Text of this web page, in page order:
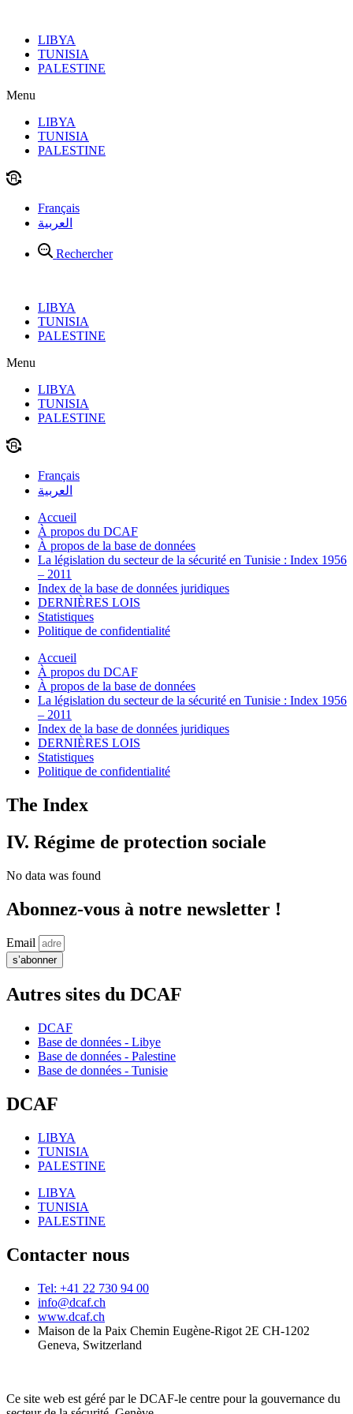
contenuLIBYA
TUNISIA
PALESTINE
Menu
LIBYA
TUNISIA
PALESTINE
Français
العربية
Rechercher
LIBYA
TUNISIA
PALESTINE
Menu
LIBYA
TUNISIA
PALESTINE
Français
العربية
Accueil
À propos du DCAF
À propos de la base de données
La législation du secteur de la sécurité en Tunisie : Index 1956
– 2011
Index de la base de données juridiques
DERNIÈRES LOIS
Statistiques
Politique de confidentialité
Accueil
À propos du DCAF
À propos de la base de données
La législation du secteur de la sécurité en Tunisie : Index 1956
– 2011
Index de la base de données juridiques
DERNIÈRES LOIS
Statistiques
Politique de confidentialité
The Index
IV. Régime de protection sociale
No data was found
Abonnez-vous à notre newsletter !
Email
s’abonner
Autres sites du DCAF
DCAF
Base de données - Libye
Base de données - Palestine
Base de données - Tunisie
DCAF
LIBYA
TUNISIA
PALESTINE
LIBYA
TUNISIA
PALESTINE
Contacter nous
Tel: +41 22 730 94 00
info@dcaf.ch
www.dcaf.ch
Maison de la Paix Chemin Eugène-Rigot 2E CH-1202
Geneva, Switzerland
Ce site web est géré par le DCAF-le centre pour la gouvernance du